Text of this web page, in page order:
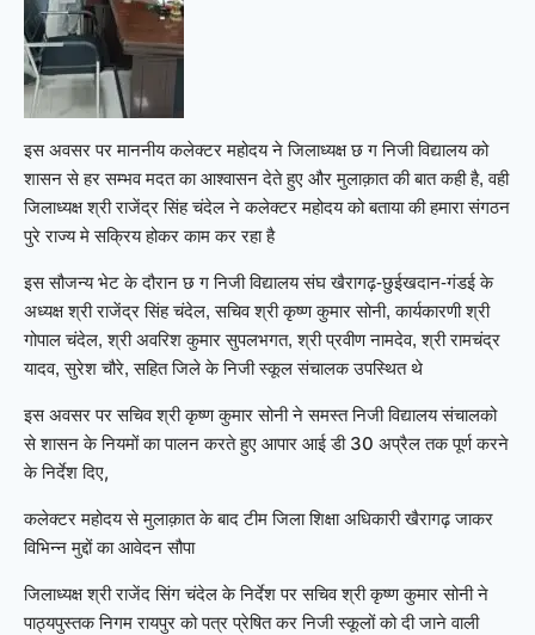
इस अवसर पर माननीय कलेक्टर महोदय ने जिलाध्यक्ष छ ग निजी विद्यालय को
शासन से हर सम्भव मदत का आश्वासन देते हुए और मुलाक़ात की बात कही है, वही
जिलाध्यक्ष श्री राजेंद्र सिंह चंदेल ने कलेक्टर महोदय को बताया की हमारा संगठन
पुरे राज्य मे सक्रिय होकर काम कर रहा है
इस सौजन्य भेट के दौरान छ ग निजी विद्यालय संघ खैरागढ़-छुईखदान-गंडई के
अध्यक्ष श्री राजेंद्र सिंह चंदेल, सचिव श्री कृष्ण कुमार सोनी, कार्यकारणी श्री
गोपाल चंदेल, श्री अवरिश कुमार सुपलभगत, श्री प्रवीण नामदेव, श्री रामचंद्र
यादव, सुरेश चौरे, सहित जिले के निजी स्कूल संचालक उपस्थित थे
इस अवसर पर सचिव श्री कृष्ण कुमार सोनी ने समस्त निजी विद्यालय संचालको
से शासन के नियमों का पालन करते हुए आपार आई डी 30 अप्रैल तक पूर्ण करने
के निर्देश दिए,
कलेक्टर महोदय से मुलाक़ात के बाद टीम जिला शिक्षा अधिकारी खैरागढ़ जाकर
विभिन्न मुद्दों का आवेदन सौपा
जिलाध्यक्ष श्री राजेंद सिंग चंदेल के निर्देश पर सचिव श्री कृष्ण कुमार सोनी ने
पाठ्यपुस्तक निगम रायपुर को पत्र प्रेषित कर निजी स्कूलों को दी जाने वाली